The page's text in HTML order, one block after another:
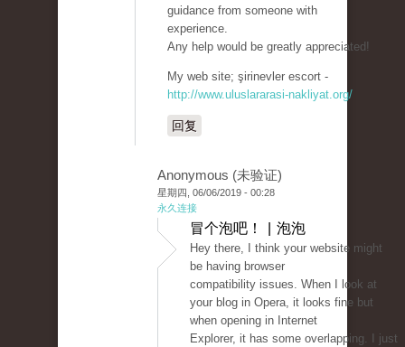
guidance from someone with
experience.
Any help would be greatly appreciated!
My web site; şirinevler escort -
http://www.uluslararasi-nakliyat.org/
回复
Anonymous (未验证)
星期四, 06/06/2019 - 00:28
永久连接
冒个泡吧！ | 泡泡
Hey there, I think your website might
be having browser
compatibility issues. When I look at
your blog in Opera, it looks fine but
when opening in Internet
Explorer, it has some overlapping. I just